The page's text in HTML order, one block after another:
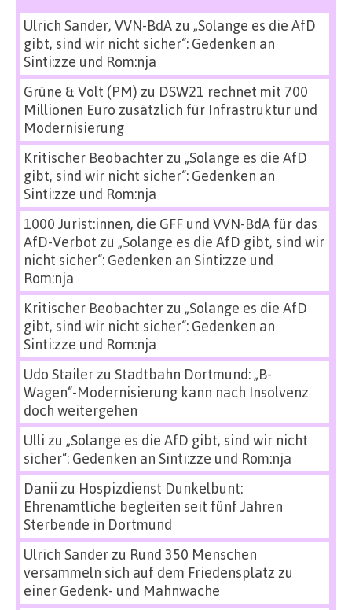
Ulrich Sander, VVN-BdAzu „Solange es die AfD
gibt, sind wir nicht sicher“: Gedenken an
Sinti:zze und Rom:nja
Grüne & Volt (PM) zu DSW21 rechnet mit 700
Millionen Euro zusätzlich für Infrastruktur und
Modernisierung
Kritischer Beobachterzu „Solange es die AfD
gibt, sind wir nicht sicher“: Gedenken an
Sinti:zze und Rom:nja
1000 Jurist:innen, die GFF und VVN-BdA für das
AfD-Verbot zu „Solange es die AfD gibt, sind wir
nicht sicher“: Gedenken an Sinti:zze und
Rom:nja
Kritischer Beobachterzu „Solange es die AfD
gibt, sind wir nicht sicher“: Gedenken an
Sinti:zze und Rom:nja
Udo Stailerzu Stadtbahn Dortmund: „B-
Wagen“-Modernisierung kann nach Insolvenz
doch weitergehen
Ulli zu „Solange es die AfD gibt, sind wir nicht
sicher“: Gedenken an Sinti:zze und Rom:nja
Danii zu Hospizdienst Dunkelbunt:
Ehrenamtliche begleiten seit fünf Jahren
Sterbende in Dortmund
Ulrich Sanderzu Rund 350 Menschen
versammeln sich auf dem Friedensplatz zu
einer Gedenk- und Mahnwache